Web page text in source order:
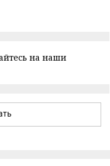
на наши